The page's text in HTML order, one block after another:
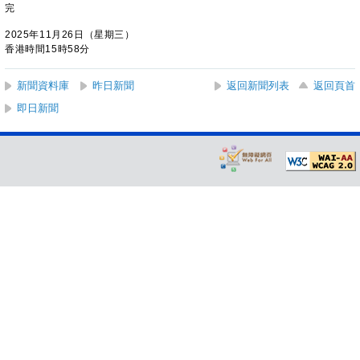
完
2025年11月26日（星期三）
香港時間15時58分
新聞資料庫 昨日新聞 返回新聞列表
返回頁首
即日新聞